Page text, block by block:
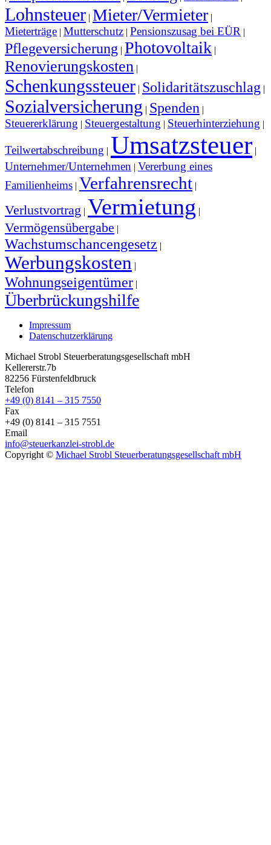
Lohnsteuer | Mieter/Vermieter |
Mieterträge | Mutterschutz | Pensionszusag bei EÜR |
Pflegeversicherung | Photovoltaik |
Renovierungskosten |
Schenkungssteuer | Solidaritätszuschlag |
Sozialversicherung | Spenden |
Steuererklärung | Steuergestaltung | Steuerhinterziehung |
Teilwertabschreibung | Umsatzsteuer |
Unternehmer/Unternehmen | Vererbung eines
Familienheims | Verfahrensrecht |
Verlustvortrag | Vermietung |
Vermögensübergabe |
Wachstumschancengesetz |
Werbungskosten |
Wohnungseigentümer |
Überbrückungshilfe
Impressum
Datenschutzerklärung
Michael Strobl Steuerberatungsgesellschaft mbH
Kellererstr.7b
82256 Fürstenfeldbruck
Telefon
+49 (0) 8141 – 315 7550
Fax
+49 (0) 8141 – 315 7551
Email
info@steuerkanzlei-strobl.de
Copyright © Michael Strobl Steuerberatungsgesellschaft mbH